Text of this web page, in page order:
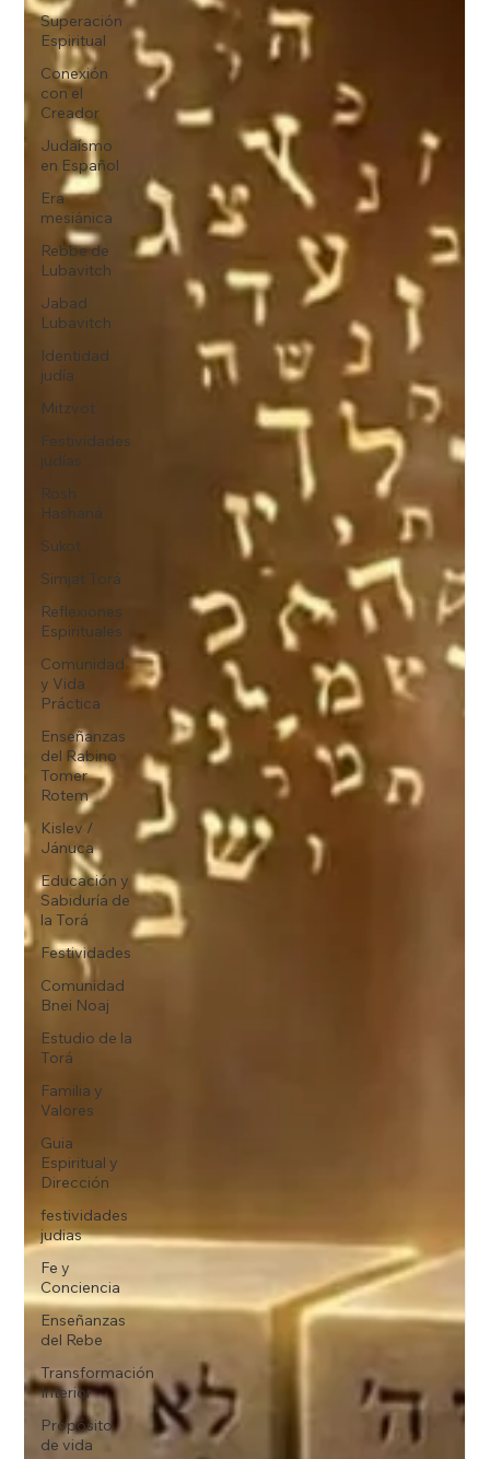
Superación
Espiritual
Conexión
con el
Creador
Judaísmo
en Español
Era
mesiánica
Rebbe de
Lubavitch
Jabad
Lubavitch
Identidad
judía
Mitzvot
Festividades
judías
Rosh
Hashaná
Sukot
Simjat Torá
Reflexiones
Espirituales
Comunidad
y Vida
Práctica
Enseñanzas
del Rabino
Tomer
Rotem
Kislev /
Jánuca
Educación y
Sabiduría de
la Torá
Festividades
Comunidad
Bnei Noaj
Estudio de la
Torá
Familia y
Valores
Guia
Espiritual y
Dirección
festividades
judias
Fe y
Conciencia
Enseñanzas
del Rebe
Transformación
Interior
Propósito
de vida